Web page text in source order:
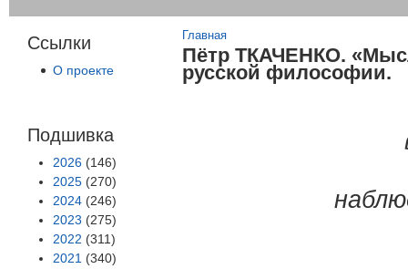
Ссылки
О проекте
Подшивка
2026 (146)
2025 (270)
2024 (246)
2023 (275)
2022 (311)
2021 (340)
Вы здесь
Главная
Пётр ТКАЧЕНКО.
русской философии.